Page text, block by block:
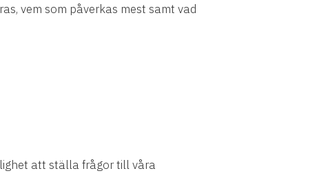
vem som påverkas mest samt vad
att ställa frågor till våra